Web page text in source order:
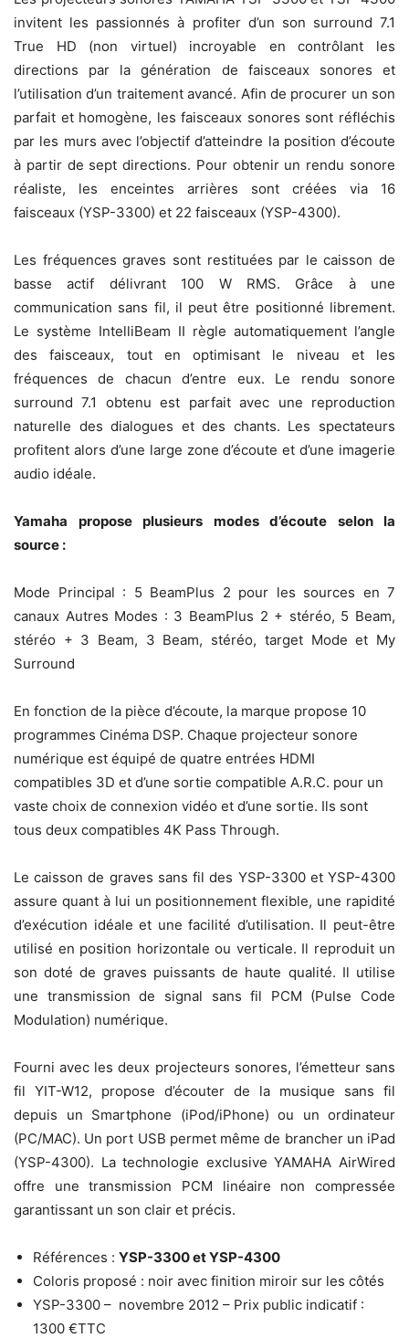
invitent les passionnés à profiter d’un son surround 7.1
True HD (non virtuel) incroyable en contrôlant les
directions par la génération de faisceaux sonores et
l’utilisation d’un traitement avancé. Afin de procurer un son
parfait et homogène, les faisceaux sonores sont réfléchis
par les murs avec l’objectif d’atteindre la position d’écoute
à partir de sept directions. Pour obtenir un rendu sonore
réaliste, les enceintes arrières sont créées via 16
faisceaux (YSP-3300) et 22 faisceaux (YSP-4300).
Les fréquences graves sont restituées par le caisson de
basse actif délivrant 100 W RMS. Grâce à une
communication sans fil, il peut être positionné librement.
Le système IntelliBeam II règle automatiquement l’angle
des faisceaux, tout en optimisant le niveau et les
fréquences de chacun d’entre eux. Le rendu sonore
surround 7.1 obtenu est parfait avec une reproduction
naturelle des dialogues et des chants. Les spectateurs
profitent alors d’une large zone d’écoute et d’une imagerie
audio idéale.
Yamaha propose plusieurs modes d’écoute selon la
source :
Mode Principal : 5 BeamPlus 2 pour les sources en 7
canaux Autres Modes : 3 BeamPlus 2 + stéréo, 5 Beam,
stéréo + 3 Beam, 3 Beam, stéréo, target Mode et My
Surround
En fonction de la pièce d’écoute, la marque propose 10
programmes Cinéma DSP. Chaque projecteur sonore
numérique est équipé de quatre entrées HDMI
compatibles 3D et d’une sortie compatible A.R.C. pour un
vaste choix de connexion vidéo et d’une sortie. Ils sont
tous deux compatibles 4K Pass Through.
Le caisson de graves sans fil des YSP-3300 et YSP-4300
assure quant à lui un positionnement flexible, une rapidité
d’exécution idéale et une facilité d’utilisation. Il peut-être
utilisé en position horizontale ou verticale. Il reproduit un
son doté de graves puissants de haute qualité. Il utilise
une transmission de signal sans fil PCM (Pulse Code
Modulation) numérique.
Fourni avec les deux projecteurs sonores, l’émetteur sans
fil YIT-W12, propose d’écouter de la musique sans fil
depuis un Smartphone (iPod/iPhone) ou un ordinateur
(PC/MAC). Un port USB permet même de brancher un iPad
(YSP-4300). La technologie exclusive YAMAHA AirWired
offre une transmission PCM linéaire non compressée
garantissant un son clair et précis.
Références : YSP-3300 et YSP-4300
Coloris proposé : noir avec finition miroir sur les côtés
YSP-3300 – novembre 2012 – Prix public indicatif :
1300 €TTC